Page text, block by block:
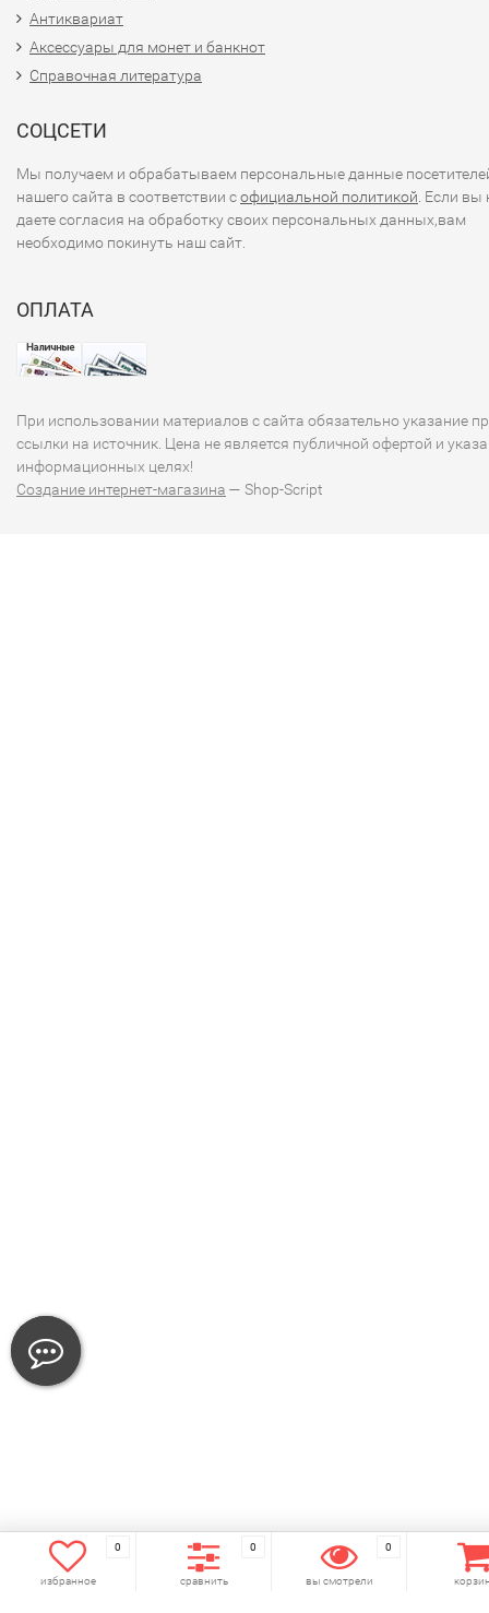
Антиквариат
Аксессуары для монет и банкнот
Справочная литература
СОЦСЕТИ
Мы получаем и обрабатываем персональные данные
нашего сайта в соответствии софициальной политикой . Если вы
даете согласия на обработку своих персональных данных,вам
необходимо покинуть наш сайт.
ОПЛАТА
При использовании материалов с сайта обязательно указание
ссылки на источник. Цена не является публичной офертой и
информационных целях!
Создание интернет-магазина — Shop-Script
0
избранное
0
сравнить
0
вы смотрели